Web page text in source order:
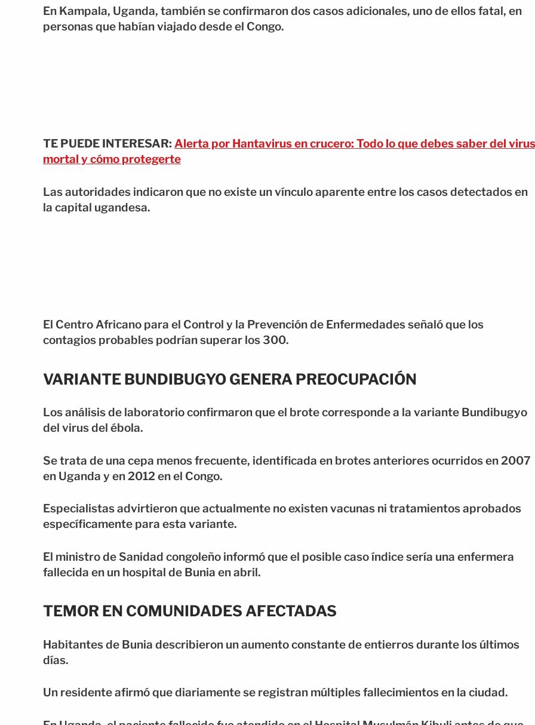
En Kampala, Uganda, también se confirmaron dos casos adicionales, uno de ellos fatal, en
personas que habían viajado desde el Congo.
TE PUEDE INTERESAR: Alerta por Hantavirus en crucero: Todo lo que debes saber del virus
mortal y cómo protegerte
Las autoridades indicaron que no existe un vínculo aparente entre los casos detectados en
la capital ugandesa.
El Centro Africano para el Control y la Prevención de Enfermedades señaló que los
contagios probables podrían superar los 300.
VARIANTE BUNDIBUGYO GENERA PREOCUPACIÓN
Los análisis de laboratorio confirmaron que el brote corresponde a la variante Bundibugyo
del virus del ébola.
Se trata de una cepa menos frecuente, identificada en brotes anteriores ocurridos en 2007
en Uganda y en 2012 en el Congo.
Especialistas advirtieron que actualmente no existen vacunas ni tratamientos aprobados
específicamente para esta variante.
El ministro de Sanidad congoleño informó que el posible caso índice sería una enfermera
fallecida en un hospital de Bunia en abril.
TEMOR EN COMUNIDADES AFECTADAS
Habitantes de Bunia describieron un aumento constante de entierros durante los últimos
días.
Un residente afirmó que diariamente se registran múltiples fallecimientos en la ciudad.